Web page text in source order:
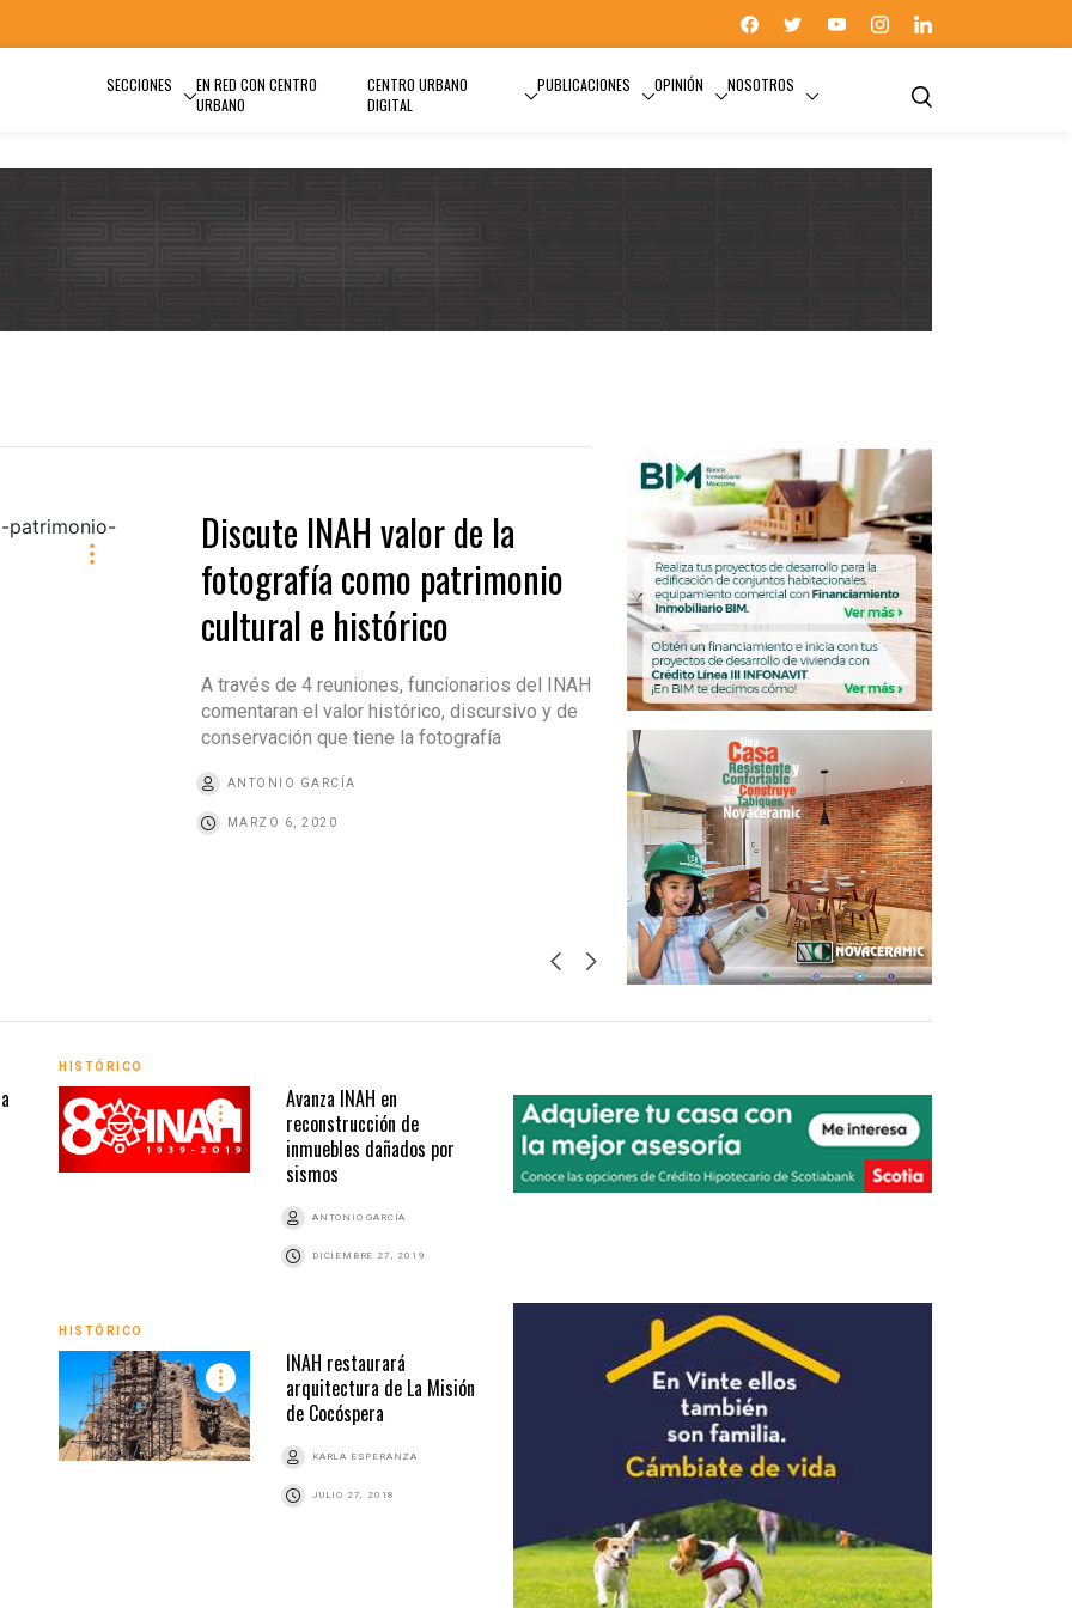
SECCIONES
EN RED CON CENTRO
URBANO
CENTRO URBANO
DIGITAL
PUBLICACIONES OPINIÓN NOSOTROS
Discute INAH valor de la
fotografía como patrimonio
cultural e histórico
A través de 4 reuniones, funcionarios del INAH
comentaran el valor histórico, discursivo y de
conservación que tiene la fotografía
ANTONIO GARCÍA
MARZO 6, 2020
HISTÓRICO
HISTÓRICO
Avanza INAH en
reconstrucción de
inmuebles dañados por
sismos
ANTONIO GARCÍA
DICIEMBRE 27, 2019
HISTÓRICO
INAH restaurará
arquitectura de La Misión
de Cocóspera
KARLA ESPERANZA
JULIO 27, 2018